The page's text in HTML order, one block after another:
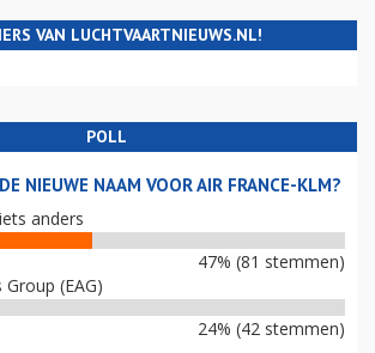
VAN LUCHTVAARTNIEUWS.NL!
POLL
NIEUWE NAAM VOOR AIR FRANCE-KLM?
anders
47% (81 stemmen)
(EAG)
24% (42 stemmen)